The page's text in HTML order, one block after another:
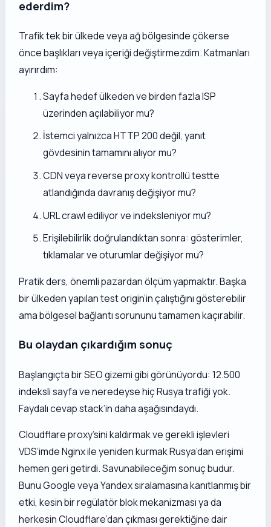
ederdim?
Trafik tek bir ülkede veya ağ bölgesinde çökerse
önce başlıkları veya içeriği değiştirmezdim. Katmanları
ayırırdım:
Sayfa hedef ülkeden ve birden fazla ISP
üzerinden açılabiliyor mu?
İstemci yalnızca HTTP 200 değil,yanıt
gövdesinin tamamınıalıyor mu?
CDN veya reverse proxy kontrollü testte
atlandığında davranış değişiyor mu?
URL crawl ediliyor ve indeksleniyor mu?
Erişilebilirlik doğrulandıktan sonra: gösterimler,
tıklamalar ve oturumlar değişiyor mu?
Pratik ders, önemli pazardan ölçüm yapmaktır. Başka
bir ülkeden yapılan test origin’in çalıştığını gösterebilir
ama bölgesel bağlantı sorununu tamamen kaçırabilir.
Bu olaydan çıkardığım sonuç
Başlangıçta bir SEO gizemi gibi görünüyordu: 12.500
indeksli sayfa ve neredeyse hiç Rusya trafiği yok.
Faydalı cevap stack’in daha aşağısındaydı.
Cloudflare proxy’sini kaldırmak ve gerekli işlevleri
VDS’imde Nginx ile yeniden kurmak Rusya’dan erişimi
hemen geri getirdi. Savunabileceğim sonuç budur.
Bunu Google veya Yandex sıralamasına kanıtlanmış bir
etki, kesin bir regülatör blok mekanizması ya da
herkesin Cloudflare’dan çıkması gerektiğine dair